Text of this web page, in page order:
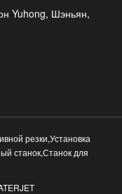
Yuhong, Шэньян,
резки,Установка
станок,Станок для